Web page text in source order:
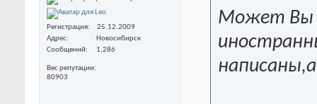
Регистрация
25.12.2009
Адрес
Новосибирск
Сообщений
1,286
Вес репутации
80903
Может Вы